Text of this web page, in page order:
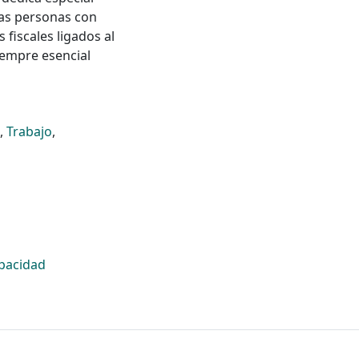
personas con
fiscales ligados al
esencial
, Trabajo,